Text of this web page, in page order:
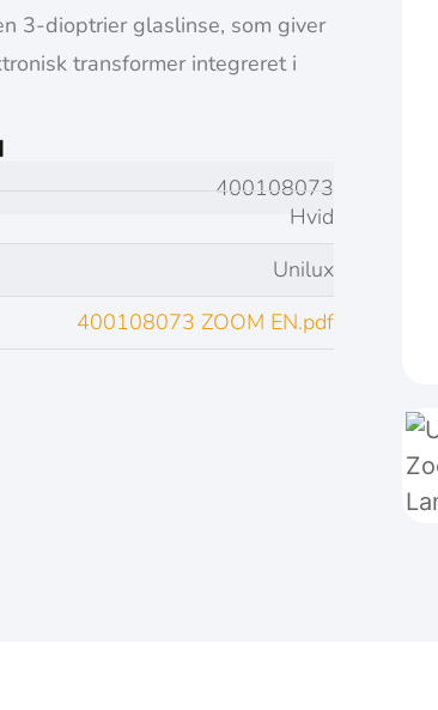
3-dioptrier glaslinse, som giver
transformer integreret i
400108073
Hvid
Unilux
400108073 ZOOM EN.pdf